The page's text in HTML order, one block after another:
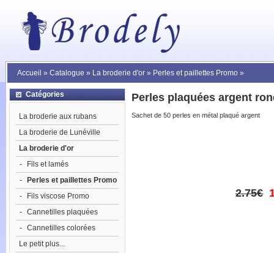
Accueil » Catalogue » La broderie d'or » Perles et paillettes Promo »
Perles plaquées argent
Sachet de 50 perles en métal plaqué argent
2.75€
Catégories
La broderie aux rubans
La broderie de Lunéville
La broderie d'or
-
Fils et lamés
-
Perles et paillettes Promo
-
Fils viscose Promo
- Cannetilles plaquées
- Cannetilles colorées
Le petit plus...